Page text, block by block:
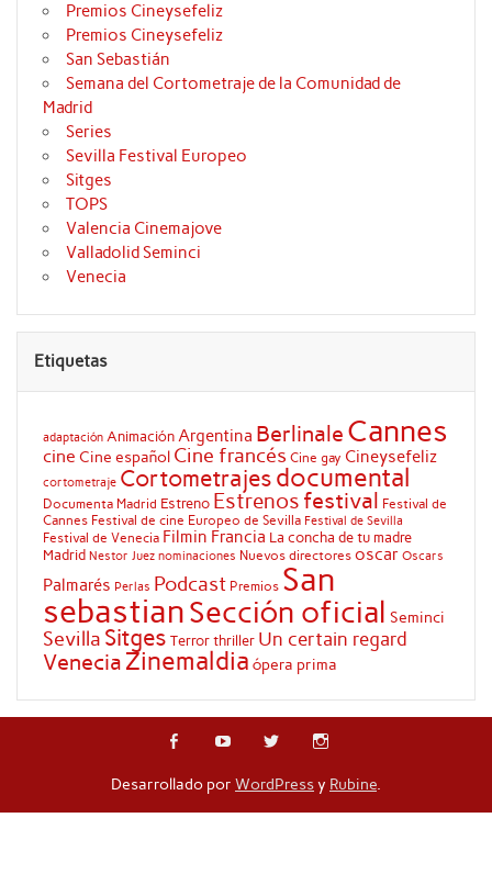
Premios Cineysefeliz
Premios Cineysefeliz
San Sebastián
Semana del Cortometraje de la Comunidad de
Madrid
Series
Sevilla Festival Europeo
Sitges
TOPS
Valencia Cinemajove
Valladolid Seminci
Venecia
Etiquetas
adaptación AnimaciónArgentina Berlinale Cannes
cine Cine español Cine francés Cine gay Cineysefeliz
cortometraje Cortometrajes documental
Documenta Madrid Estreno Estrenos festival Festival de
Cannes Festival de cine Europeo de Sevilla Festival de Sevilla
Festival de Venecia Filmin Francia La concha de tu madre
Madrid Nestor Juez nominaciones Nuevos directores oscar Oscars
Palmarés Perlas Podcast Premios San
sebastianSección oficial Seminci
Sevilla Sitges Terrorthriller Un certain regard
Venecia Zinemaldia ópera prima
Desarrollado por WordPressy Rubine.